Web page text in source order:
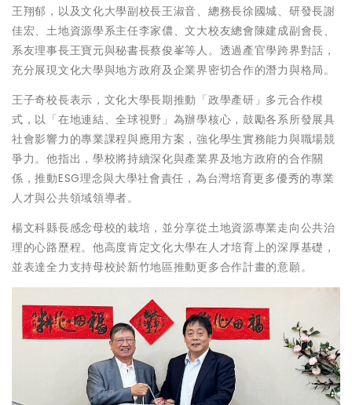
王翔郁，以及文化大學副校長王淑音、總務長徐國城、研發長謝
佳宏、土地資源學系主任李家儂、文大校友總會陳建成副會長、
系友理事長王寶元與秘書長蔡俊峯等人。透過產官學跨界對話，
充分展現文化大學與地方政府及企業界密切合作的潛力與格局。
王子奇校長表示，文化大學長期推動「政學產研」多元合作模
式，以「在地連結、全球視野」為辦學核心，鼓勵各系所發展具
社會影響力的專業課程與應用方案，強化學生實務能力與職場競
爭力。他指出，學校將持續深化與產業界及地方政府的合作關
係，推動ESG理念與大學社會責任，為台灣培育更多優秀的專業
人才與公共領域領導者。
楊文科縣長感念母校的栽培，並分享從土地資源專業走向公共治
理的心路歷程。他高度肯定文化大學在人才培育上的深厚基礎，
並表達全力支持母校於新竹地區推動更多合作計畫的意願。